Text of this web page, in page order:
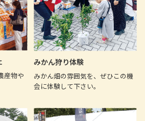
産物や
みかん狩り体験
みかん畑の雰囲気を、ぜひこの機
会に体験して下さい。